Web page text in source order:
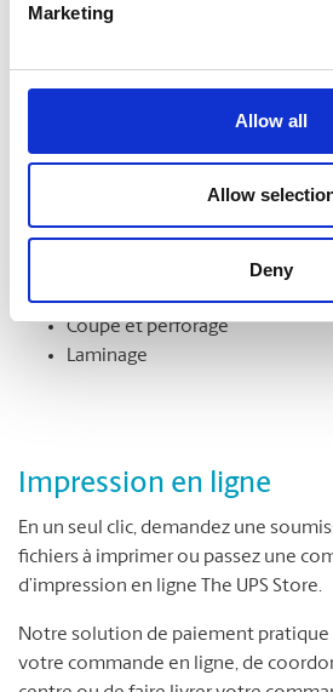
Marketing
Allow all
Allow
Deny
Finition de documents
Démarquez-vous par la qualité de
Reliure
Mise en bloc
Coupe et perforage
Laminage
Impression en ligne
En un seul clic, demandez une
fichiers à imprimer ou passez une
d’impression en ligne The UPS Store.
Notre solution de paiement pratique
votre commande en ligne, de